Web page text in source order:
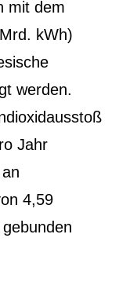
mit dem
kWh)
werden.
Jahr
4,59